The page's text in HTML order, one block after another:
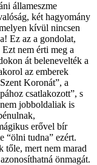
állameszme
két hagyomány
kívül nincsen
Ez az a gondolat,
nem érti meg a
át belenevelték a
az emberek
Koronát”, a
csatlakozott”, s
jobboldaliak is
erővel bír
“ölni tudna” ezért.
tőle, mert nem marad
önmagát.